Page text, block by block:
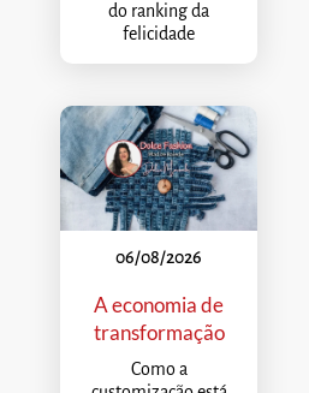
do ranking da
felicidade
06/08/2026
A economia de
transformação
Como a